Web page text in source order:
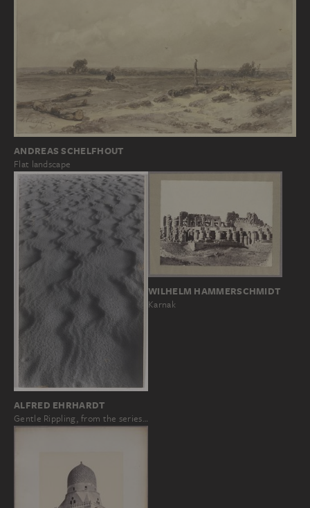
ANDREAS SCHELFHOUT
Flat landscape
ALFRED EHRHARDT
Gentle Rippling, from the series…
WILHELM HAMMERSCHMIDT
Karnak